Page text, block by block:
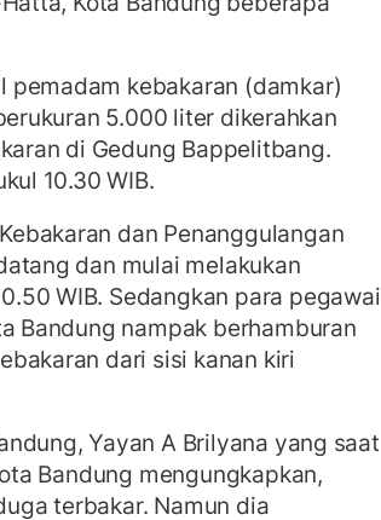
pemadam kebakaran (damkar)
5.000 liter dikerahkan
di Gedung Bappelitbang.
10.30 WIB.
dan Penanggulangan
dan mulai melakukan
WIB. Sedangkan para pegawai
Bandung nampak berhamburan
dari sisi kanan kiri
Yayan A Brilyana yang saat
Bandung mengungkapkan,
terbakar. Namun dia